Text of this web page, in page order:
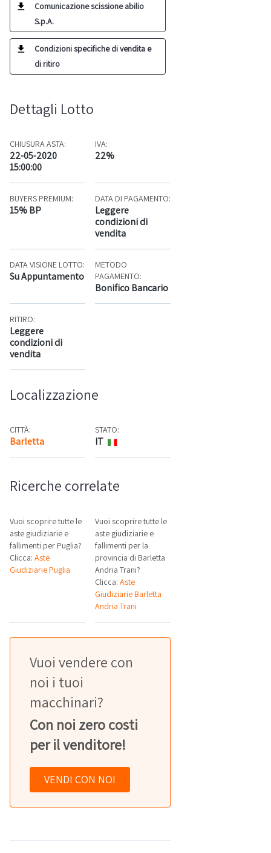
Comunicazione scissione abilio
S.p.A.
Condizioni specifiche di vendita e
di ritiro
Dettagli Lotto
CHIUSURA ASTA:
22-05-2020
15:00:00
IVA:
22%
BUYERS PREMIUM:
15% BP
DATA DI PAGAMENTO:
Leggere
condizioni di
vendita
DATA VISIONE LOTTO:
Su Appuntamento
METODO
PAGAMENTO:
Bonifico Bancario
RITIRO:
Leggere
condizioni di
vendita
Localizzazione
CITTÀ:
Barletta Mappa
STATO:
IT
Ricerche correlate
Vuoi scoprire tutte le
aste giudiziarie e
fallimenti per Puglia?
Clicca: Aste
Giudiziarie Puglia
Vuoi scoprire tutte le
aste giudiziarie e
fallimenti per la
provincia di Barletta
Andria Trani?
Clicca:Aste
Giudiziarie Barletta
Andria Trani
Vuoi vendere con
noi i tuoi
macchinari?
Con noi zero costi
per il venditore!
VENDI CON NOI